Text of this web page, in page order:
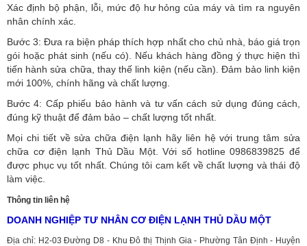
Xác định bộ phận, lỗi, mức độ hư hỏng của máy và tìm ra nguyên
nhân chính xác.
Bước 3: Đưa ra biện pháp thích hợp nhất cho chủ nhà, báo giá trọn
gói hoặc phát sinh (nếu có). Nếu khách hàng đồng ý thực hiện thì
tiến hành sửa chữa, thay thế linh kiện (nếu cần). Đảm bảo linh kiện
mới 100%, chính hãng và chất lượng.
Bước 4: Cấp phiếu bảo hành và tư vấn cách sử dụng đúng cách,
đúng kỹ thuật để đảm bảo – chất lượng tốt nhất.
Mọi chi tiết về sửa chữa điện lạnh hãy liên hệ với trung tâm sửa
chữa cơ điện lạnh Thủ Dầu Một. Với số hotline 0986839825 để
được phục vụ tốt nhất. Chúng tôi cam kết về chất lượng và thái độ
làm việc.
Thông tin liên hệ
DOANH NGHIỆP TƯ NHÂN CƠ ĐIỆN LẠNH THỦ DẦU MỘT
Địa chỉ: H2-03 Đường D8 - Khu Đô thị Thịnh Gia - Phường Tân Định - Huyện